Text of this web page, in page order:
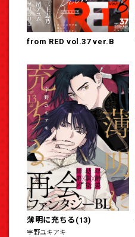
from RED vol.37 ver.B
薄明に充ちる(13)
宇野ユキアキ